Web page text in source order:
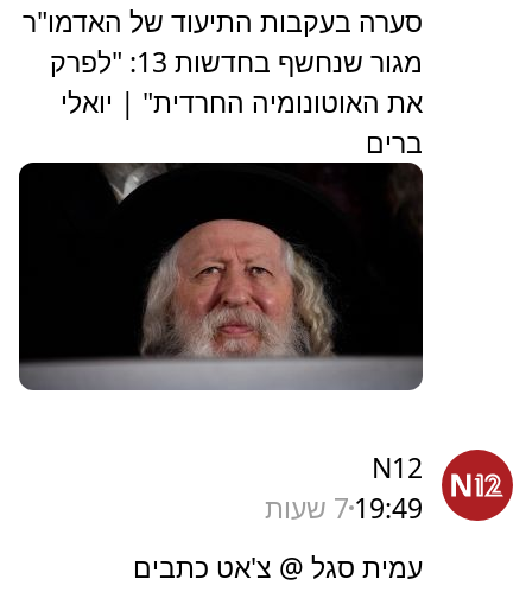
סערה בעקבות התיעוד של האדמו"ר
מגור שנחשף בחדשות 13: "לפרק
את האוטונומיה החרדית" | יואלי
ברים
N12
19:49 7 שעות
עמית סגל @ צ'אט כתבים